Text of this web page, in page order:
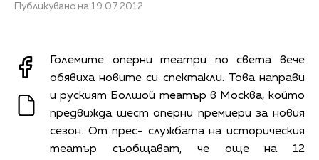
Публикувано на 19.07.2012
Големите оперни театри по света вече
обявиха новите си спектакли. Това направи
и руският Болшой театър в Москва, който
предвижда шест оперни премиери за новия
сезон. От прес- службата на историческия
театър съобщават, че още на 12